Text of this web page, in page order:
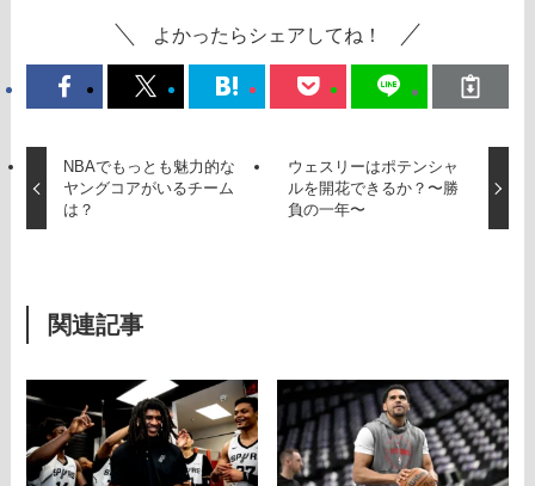
よかったらシェアしてね！
NBAでもっとも魅力的な
ヤングコアがいるチーム
は？
ウェスリーはポテンシャ
ルを開花できるか？〜勝
負の一年〜
関連記事